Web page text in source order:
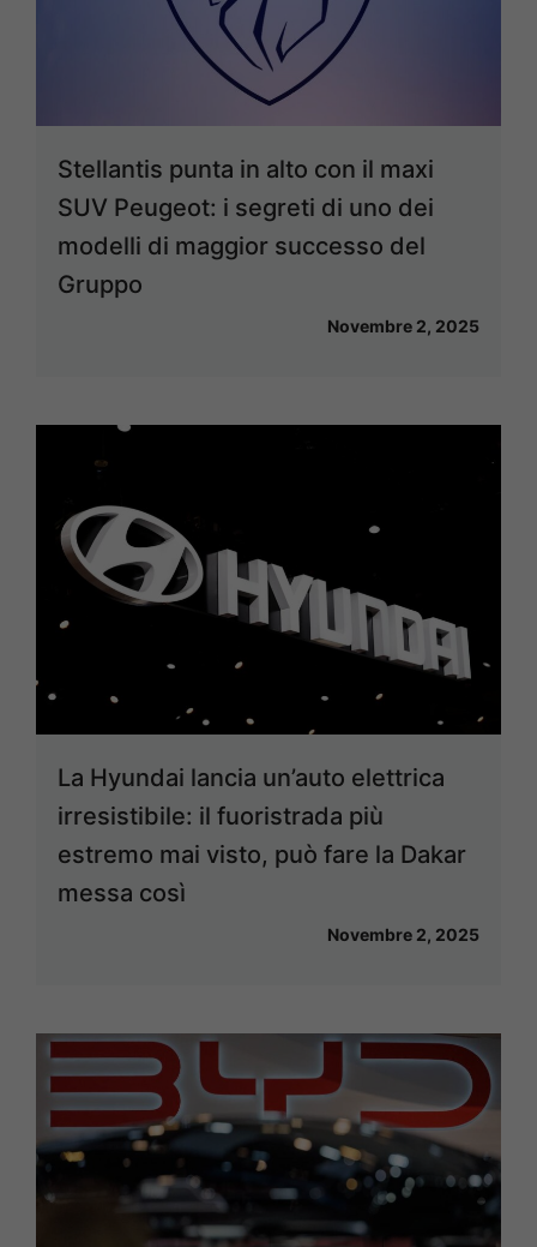
Stellantis punta in alto con il maxi
SUV Peugeot: i segreti di uno dei
modelli di maggior successo del
Gruppo
Novembre 2, 2025
La Hyundai lancia un’auto elettrica
irresistibile: il fuoristrada più
estremo mai visto, può fare la Dakar
messa così
Novembre 2, 2025